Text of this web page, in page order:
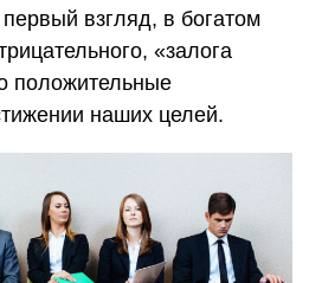
взгляд, в богатом
«залога
положительные
наших целей.